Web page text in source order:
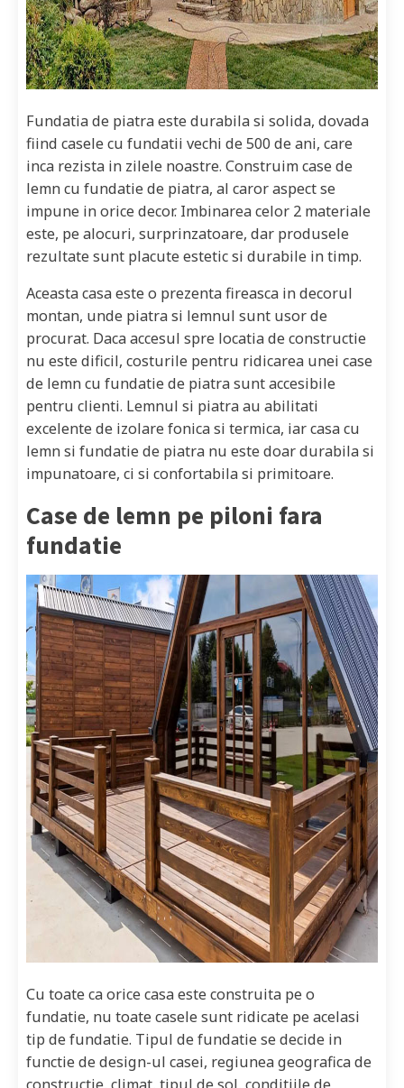
Fundatia de piatra este durabila si solida, dovada
fiind casele cu fundatii vechi de 500 de ani, care
inca rezista in zilele noastre. Construim case de
lemn cu fundatie de piatra, al caror aspect se
impune in orice decor. Imbinarea celor 2 materiale
este, pe alocuri, surprinzatoare, dar produsele
rezultate sunt placute estetic si durabile in timp.
Aceasta casa este o prezenta fireasca in decorul
montan, unde piatra si lemnul sunt usor de
procurat. Daca accesul spre locatia de constructie
nu este dificil, costurile pentru ridicarea unei case
de lemn cu fundatie de piatra sunt accesibile
pentru clienti. Lemnul si piatra au abilitati
excelente de izolare fonica si termica, iar casa cu
lemn si fundatie de piatra nu este doar durabila si
impunatoare, ci si confortabila si primitoare.
Case de lemn pe piloni fara
fundatie
Cu toate ca orice casa este construita pe o
fundatie, nu toate casele sunt ridicate pe acelasi
tip de fundatie. Tipul de fundatie se decide in
functie de design-ul casei, regiunea geografica de